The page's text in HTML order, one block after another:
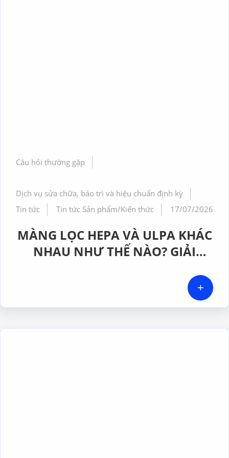
Câu hỏi thường gặp
Dịch vụ sửa chữa, bảo trì và hiệu chuẩn định kỳ
Tin tức
Tin tức Sản phẩm/Kiến thức 17/07/2026
MÀNG LỌC HEPA VÀ ULPA KHÁC
NHAU NHƯ THẾ NÀO? GIẢI
PHÒNG SẠCH DƯỢC PHẨM +